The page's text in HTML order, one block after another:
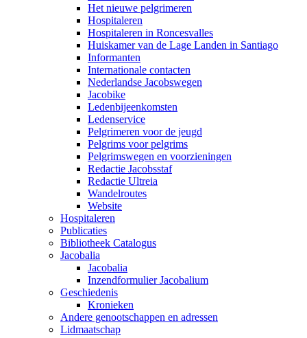
Het nieuwe pelgrimeren
Hospitaleren
Hospitaleren in Roncesvalles
Huiskamer van de Lage Landen in Santiago
Informanten
Internationale contacten
Nederlandse Jacobswegen
Jacobike
Ledenbijeenkomsten
Ledenservice
Pelgrimeren voor de jeugd
Pelgrims voor pelgrims
Pelgrimswegen en voorzieningen
Redactie Jacobsstaf
Redactie Ultreia
Wandelroutes
Website
Hospitaleren
Publicaties
Bibliotheek Catalogus
Jacobalia
Jacobalia
Inzendformulier Jacobalium
Geschiedenis
Kronieken
Andere genootschappen en adressen
Lidmaatschap